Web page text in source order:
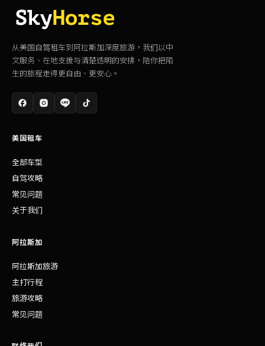
从美国自驾租车到阿拉斯加深度旅游，我们以中
文服务、在地支援与清楚透明的安排，陪你把陌
生的旅程走得更自由、更安心。
美国租车
全部车型
自驾攻略
常见问题
关于我们
阿拉斯加
阿拉斯加旅游
主打行程
旅游攻略
常见问题